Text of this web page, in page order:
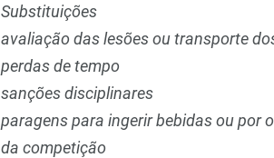
Substituições
avaliação das lesões ou transporte
perdas de tempo
sanções disciplinares
paragens para ingerir bebidas ou por
da competição